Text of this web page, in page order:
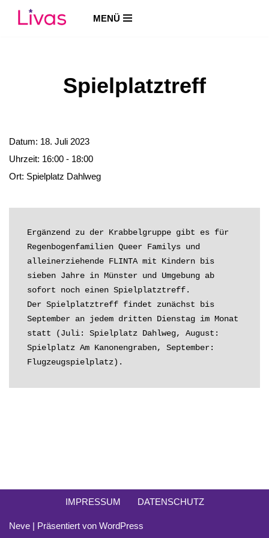
MENÜ
Spielplatztreff
Datum: 18. Juli 2023
Uhrzeit: 16:00 - 18:00
Ort: Spielplatz Dahlweg
Ergänzend zu der Krabbelgruppe gibt es für
Regenbogenfamilien Queer Familys und
alleinerziehende FLINTA mit Kindern bis
sieben Jahre in Münster und Umgebung ab
sofort noch einen Spielplatztreff.
Der Spielplatztreff findet zunächst bis
September an jedem dritten Dienstag im Monat
statt (Juli: Spielplatz Dahlweg, August:
Spielplatz Am Kanonengraben, September:
Flugzeugspielplatz).
IMPRESSUM DATENSCHUTZ
Neve | Präsentiert von WordPress